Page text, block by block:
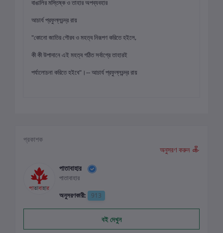
বাঙালির মস্তিষ্ক ও তাহার অপব্যবহার
আচার্য প্রফুল্লচন্দ্র রায়
"কোনো জাতির গৌরব ও মহত্ব নিরূপণ করিতে হইলে,
কী কী উপাদানে এই মহত্ব গঠিত সর্বাগ্রে তাহারই
পর্যালোচনা করিতে হইবে"।-- আচার্য প্রফুল্লচন্দ্র রায়
প্রকাশক
অনুসরণ করুন
পাতাবাহার
পাতাবাহার
অনুসরণকারী:
913
বই দেখুন